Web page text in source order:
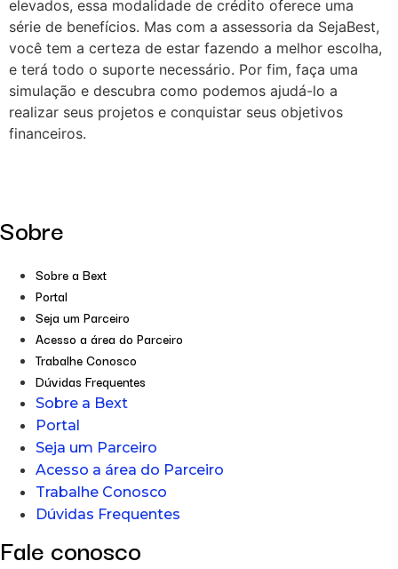
elevados, essa modalidade de crédito oferece uma
série de benefícios. Mas com a assessoria da SejaBest,
você tem a certeza de estar fazendo a melhor escolha,
e terá todo o suporte necessário. Por fim, faça uma
simulação e descubra como podemos ajudá-lo a
realizar seus projetos e conquistar seus objetivos
financeiros.
Sobre
Sobre a Bext
Portal
Seja um Parceiro
Acesso a área do Parceiro
Trabalhe Conosco
Dúvidas Frequentes
Sobre a Bext
Portal
Seja um Parceiro
Acesso a área do Parceiro
Trabalhe Conosco
Dúvidas Frequentes
Fale conosco